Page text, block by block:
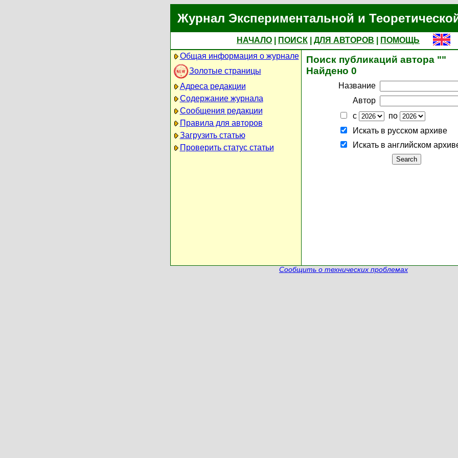
Журнал Экспериментальной и
НАЧАЛО ПОИСК ДЛЯ АВТОРОВ
ПОМОЩЬ
Общая информация о журнале
Золотые страницы
Адреса редакции
Содержание журнала
Сообщения редакции
Правила для авторов
Загрузить статью
Проверить статус статьи
Поиск публикаций автора ""
Найдено 0
Название
Автор
с
по
Искать в русском архиве
Искать в английском
Сообщить о технических проблемах